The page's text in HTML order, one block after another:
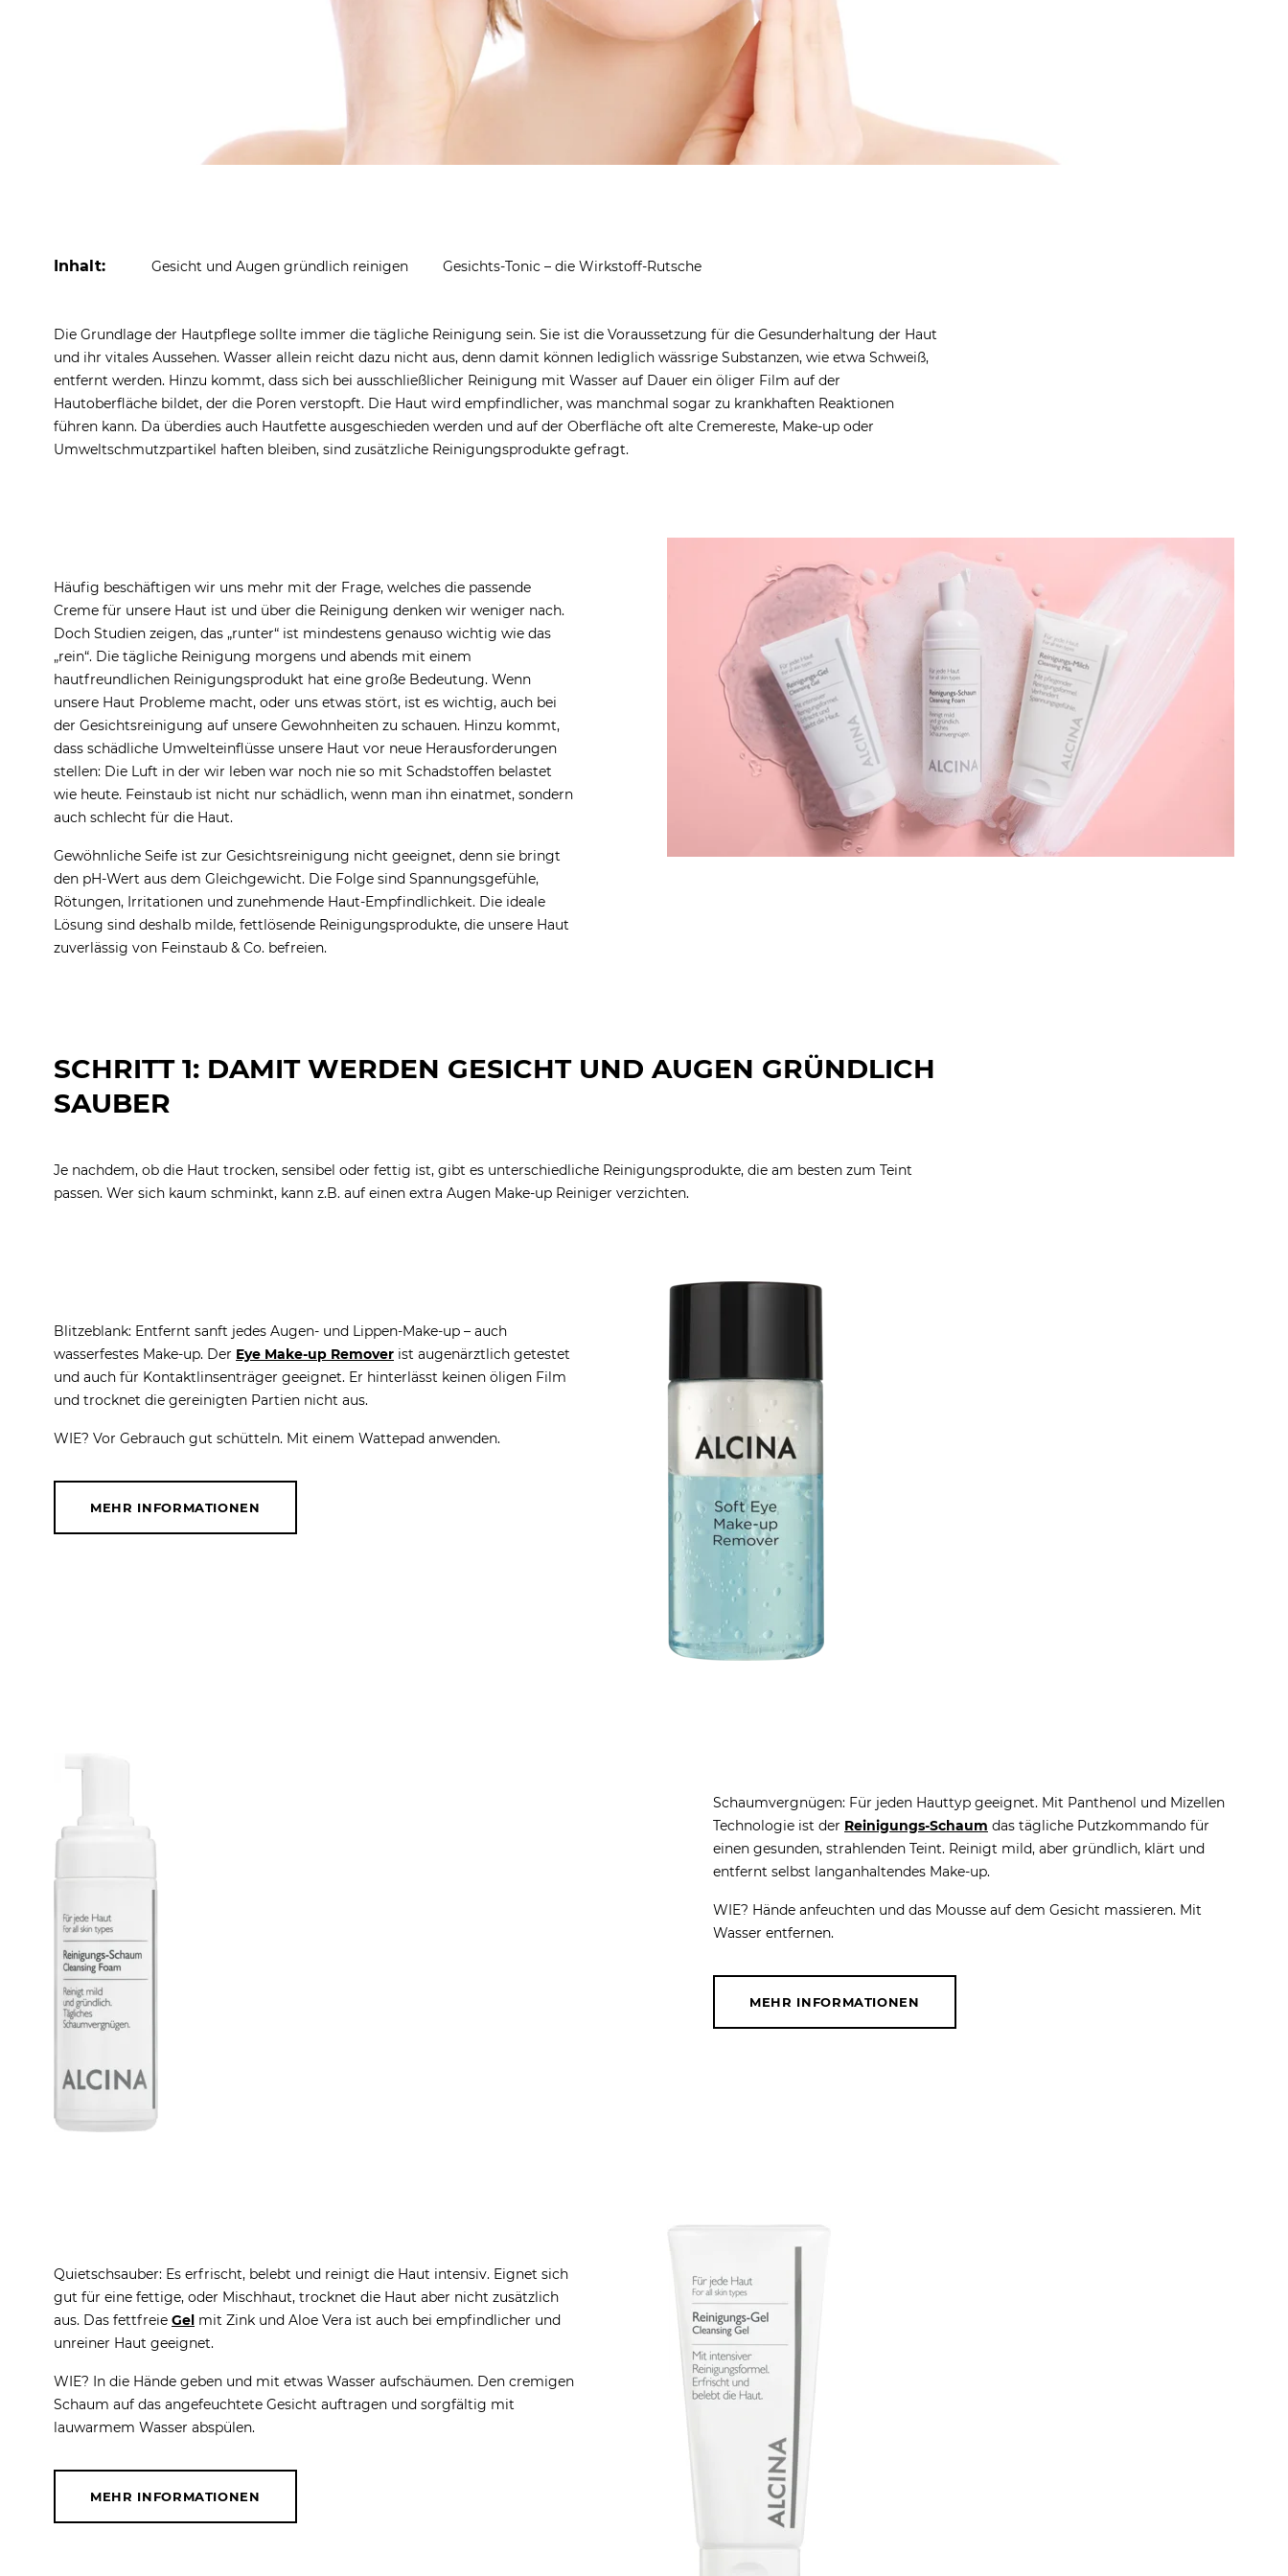
Inhalt: Gesicht und Augen gründlich reinigen Gesichts-Tonic – die Wirkstoff-Rutsche
Die Grundlage der Hautpflege sollte immer die tägliche Reinigung sein. Sie ist die Voraussetzung für die Gesunderhaltung der Haut
und ihr vitales Aussehen. Wasser allein reicht dazu nicht aus, denn damit können lediglich wässrige Substanzen, wie etwa Schweiß,
entfernt werden. Hinzu kommt, dass sich bei ausschließlicher Reinigung mit Wasser auf Dauer ein öliger Film auf der
Hautoberfläche bildet, der die Poren verstopft. Die Haut wird empfindlicher, was manchmal sogar zu krankhaften Reaktionen
führen kann. Da überdies auch Hautfette ausgeschieden werden und auf der Oberfläche oft alte Cremereste, Make-up oder
Umweltschmutzpartikel haften bleiben, sind zusätzliche Reinigungsprodukte gefragt.
Häufig beschäftigen wir uns mehr mit der Frage, welches die passende
Creme für unsere Haut ist und über die Reinigung denken wir weniger nach.
Doch Studien zeigen, das „runter“ ist mindestens genauso wichtig wie das
„rein“. Die tägliche Reinigung morgens und abends mit einem
hautfreundlichen Reinigungsprodukt hat eine große Bedeutung. Wenn
unsere Haut Probleme macht, oder uns etwas stört, ist es wichtig, auch bei
der Gesichtsreinigung auf unsere Gewohnheiten zu schauen. Hinzu kommt,
dass schädliche Umwelteinflüsse unsere Haut vor neue Herausforderungen
stellen: Die Luft in der wir leben war noch nie so mit Schadstoffen belastet
wie heute. Feinstaub ist nicht nur schädlich, wenn man ihn einatmet, sondern
auch schlecht für die Haut.
Gewöhnliche Seife ist zur Gesichtsreinigung nicht geeignet, denn sie bringt
den pH-Wert aus dem Gleichgewicht. Die Folge sind Spannungsgefühle,
Rötungen, Irritationen und zunehmende Haut-Empfindlichkeit. Die ideale
Lösung sind deshalb milde, fettlösende Reinigungsprodukte, die unsere Haut
zuverlässig von Feinstaub & Co. befreien.
SCHRITT 1: DAMIT WERDEN GESICHT UND AUGEN GRÜNDLICH
SAUBER
Je nachdem, ob die Haut trocken, sensibel oder fettig ist, gibt es unterschiedliche Reinigungsprodukte, die am besten zum Teint
passen. Wer sich kaum schminkt, kann z.B. auf einen extra Augen Make-up Reiniger verzichten.
Blitzeblank: Entfernt sanft jedes Augen- und Lippen-Make-up – auch
wasserfestes Make-up. Der Eye Make-up Remover ist augenärztlich getestet
und auch für Kontaktlinsenträger geeignet. Er hinterlässt keinen öligen Film
und trocknet die gereinigten Partien nicht aus.
WIE? Vor Gebrauch gut schütteln. Mit einem Wattepad anwenden.
MEHR INFORMATIONEN
Schaumvergnügen: Für jeden Hauttyp geeignet. Mit Panthenol und Mizellen
Technologie ist der Reinigungs-Schaum das tägliche Putzkommando für
einen gesunden, strahlenden Teint. Reinigt mild, aber gründlich, klärt und
entfernt selbst langanhaltendes Make-up.
WIE? Hände anfeuchten und das Mousse auf dem Gesicht massieren. Mit
Wasser entfernen.
MEHR INFORMATIONEN
Quietschsauber: Es erfrischt, belebt und reinigt die Haut intensiv. Eignet sich
gut für eine fettige, oder Mischhaut, trocknet die Haut aber nicht zusätzlich
aus. Das fettfreie Gel mit Zink und Aloe Vera ist auch bei empfindlicher und
unreiner Haut geeignet.
WIE? In die Hände geben und mit etwas Wasser aufschäumen. Den cremigen
Schaum auf das angefeuchtete Gesicht auftragen und sorgfältig mit
lauwarmem Wasser abspülen.
MEHR INFORMATIONEN